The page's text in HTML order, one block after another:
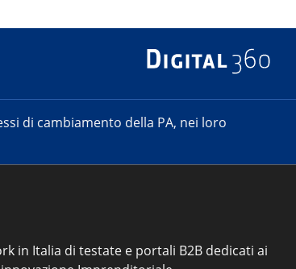
di cambiamento della PA, nei loro
in Italia di testate e portali B2B dedicati ai